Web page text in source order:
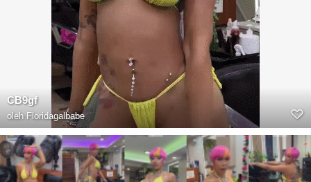
CB9gf
oleh Floridagalbabe